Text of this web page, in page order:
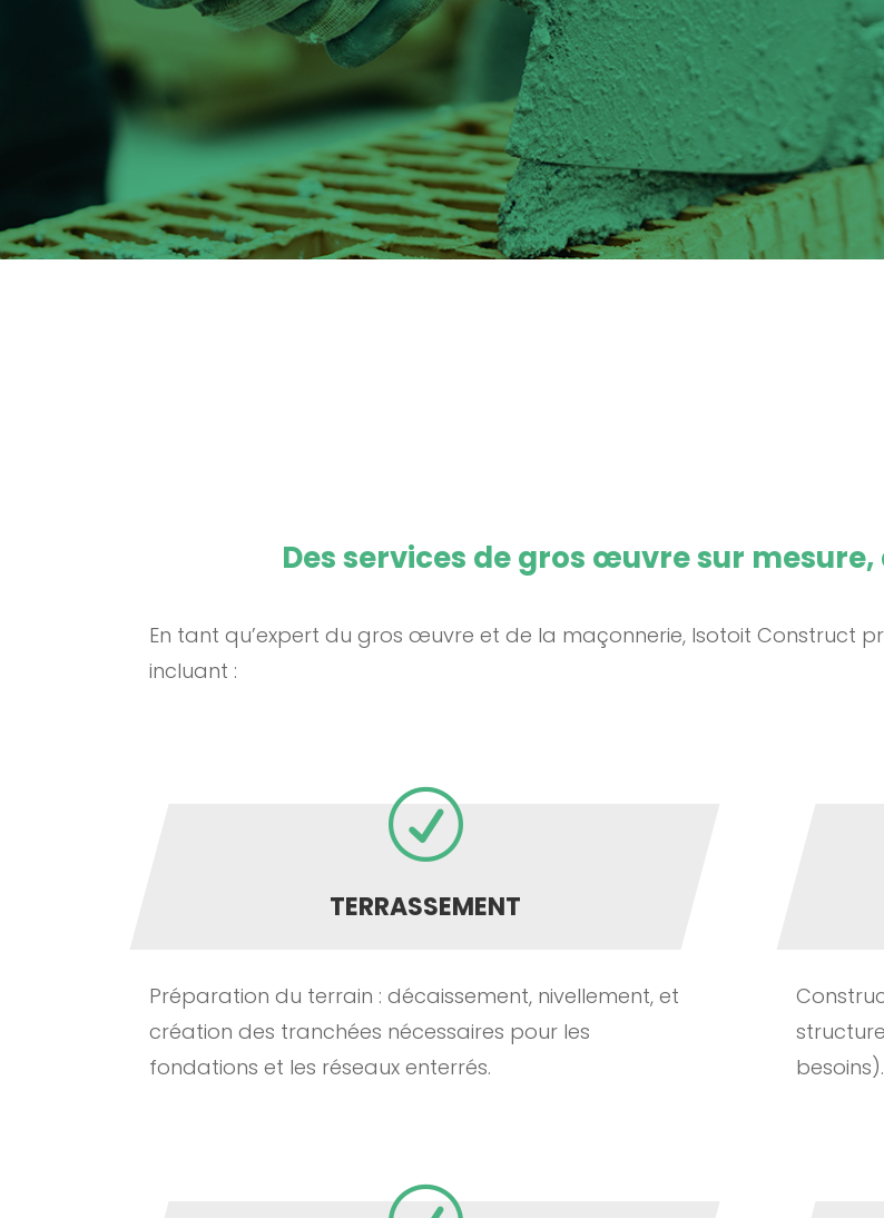
Des services de gros œuvre sur
En tant qu’expert du gros œuvre et de la maçonnerie, Isotoit Construct
incluant :
R
TERRASSEMENT
Préparation du terrain : décaissement, nivellement, et
création des tranchées nécessaires pour les
fondations et les réseaux enterrés.
besoins).